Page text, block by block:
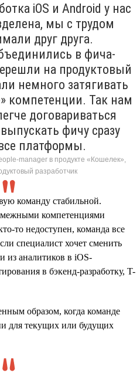
iOS и Android у нас
мы с трудом
друг друга.
в фича-
на продуктовый
немного затягивать
компетенции. Так нам
договариваться
фичу сразу
платформы.
manager в продукте «Кошелек»,
разработчик
команду стабильной.
компетенциями
то недоступен, команда все
специалист хочет сменить
из аналитиков в iOS-
в бэкенд-разработку, T-
образом, когда команде
для текущих или будущих